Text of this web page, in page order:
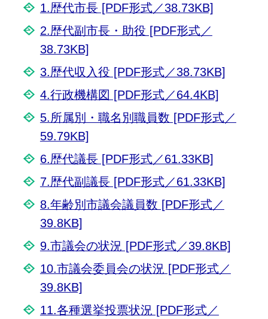
1.歴代市長 [PDF形式／38.73KB]
2.歴代副市長・助役 [PDF形式／
38.73KB]
3.歴代収入役 [PDF形式／38.73KB]
4.行政機構図 [PDF形式／64.4KB]
5.所属別・職名別職員数 [PDF形式／
59.79KB]
6.歴代議長 [PDF形式／61.33KB]
7.歴代副議長 [PDF形式／61.33KB]
8.年齢別市議会議員数 [PDF形式／
39.8KB]
9.市議会の状況 [PDF形式／39.8KB]
10.市議会委員会の状況 [PDF形式／
39.8KB]
11.各種選挙投票状況 [PDF形式／